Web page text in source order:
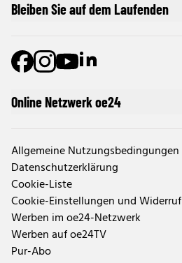
Online Netzwerk oe24
Allgemeine Nutzungsbedingungen
Datenschutzerklärung
Cookie-Liste
Cookie-Einstellungen und Widerruf
Werben im oe24-Netzwerk
Werben auf oe24TV
Pur-Abo
Bleiben Sie auf dem Laufenden